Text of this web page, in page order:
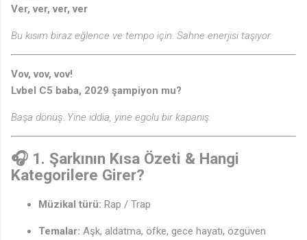
Ver, ver, ver, ver
Bu kısım biraz eğlence ve tempo için. Sahne enerjisi taşıyor.
Vov, vov, vov!
Lvbel C5 baba, 2029 şampiyon mu?
Başa dönüş. Yine iddia, yine egolu bir kapanış.
🎧 1. Şarkının Kısa Özeti & Hangi
Kategorilere Girer?
Müzikal türü: Rap / Trap
Temalar: Aşk, aldatma, öfke, gece hayatı, özgüven